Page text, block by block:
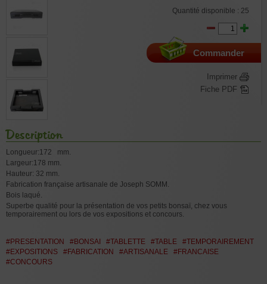
Quantité disponible : 25
Commander
Imprimer
Fiche PDF
Description
Longueur:172 mm.
Largeur:178 mm.
Hauteur: 32 mm.
Fabrication française artisanale de Joseph SOMM.
Bois laqué.
Superbe qualité pour la présentation de vos petits bonsaï, chez vous
temporairement ou lors de vos expositions et concours.
#PRESENTATION #BONSAI #TABLETTE #TABLE
#TEMPORAIREMENT
#EXPOSITIONS
#FABRICATION #ARTISANALE
#FRANCAISE
#CONCOURS